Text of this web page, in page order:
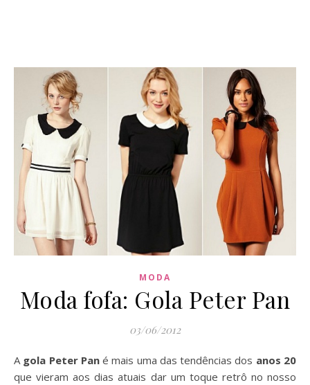
MODA
Moda fofa: Gola Peter Pan
03/06/2012
gola Peter Pané mais uma das tendências dos anos 20
que vieram aos dias atuais dar um toque retrô no nosso